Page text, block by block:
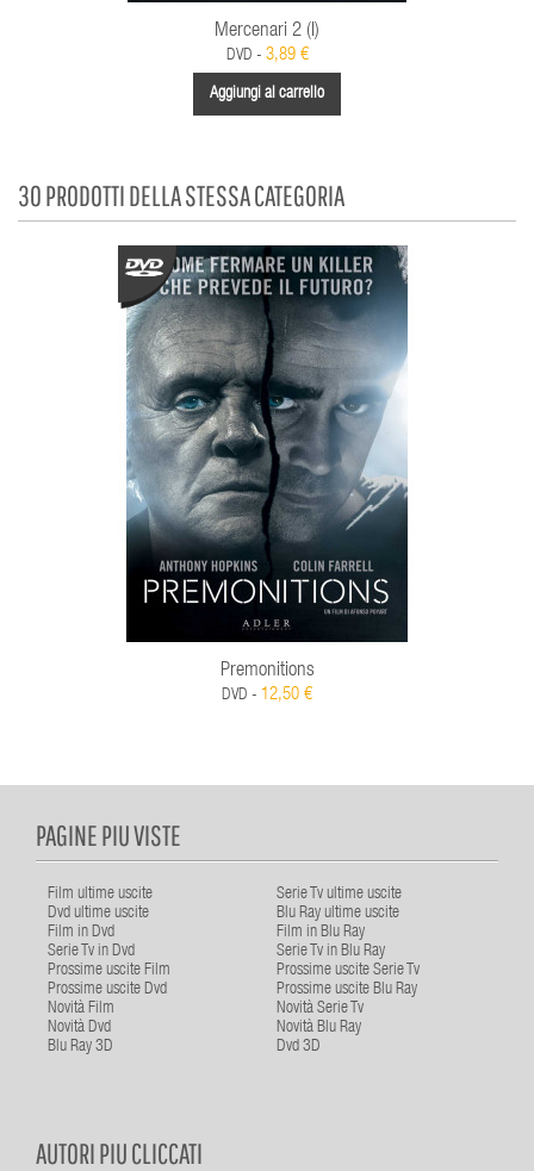
Mercenari 2 (I)
DVD - 3,89 €
Aggiungi al carrello
30 PRODOTTI DELLA STESSA CATEGORIA
Premonitions
DVD - 12,50 €
PAGINE PIU VISTE
Film ultime uscite
Serie Tv ultime uscite
Dvd ultime uscite
Blu Ray ultime uscite
Film in Dvd
Film in Blu Ray
Serie Tv in Dvd
Serie Tv in Blu Ray
Prossime uscite Film
Prossime uscite Serie Tv
Prossime uscite Dvd
Prossime uscite Blu Ray
Novità Film
Novità Serie Tv
Novità Dvd
Novità Blu Ray
Blu Ray 3D
Dvd 3D
AUTORI PIU CLICCATI